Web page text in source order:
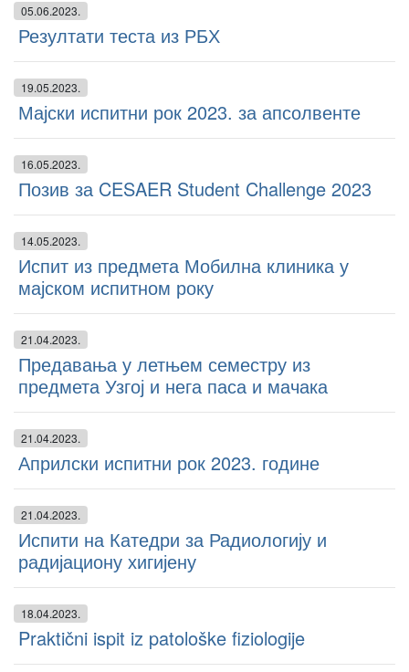
05.06.2023.
Резултати теста из РБХ
19.05.2023.
Мајски испитни рок 2023. за апсолвенте
16.05.2023.
Позив за CESAER Student Challenge 2023
14.05.2023.
Испит из предмета Мобилна клиника у
мајском испитном року
21.04.2023.
Предавања у летњем семестру из
предмета Узгој и нега паса и мачака
21.04.2023.
Априлски испитни рок 2023. године
21.04.2023.
Испити на Катедри за Радиологију и
радијациону хигијену
18.04.2023.
Praktični ispit iz patološke fiziologije